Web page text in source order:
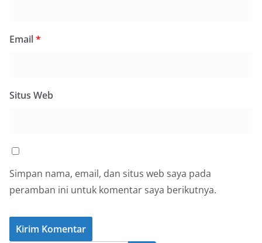
Email*
Situs Web
Simpan nama, email, dan situs web saya pada
peramban ini untuk komentar saya berikutnya.